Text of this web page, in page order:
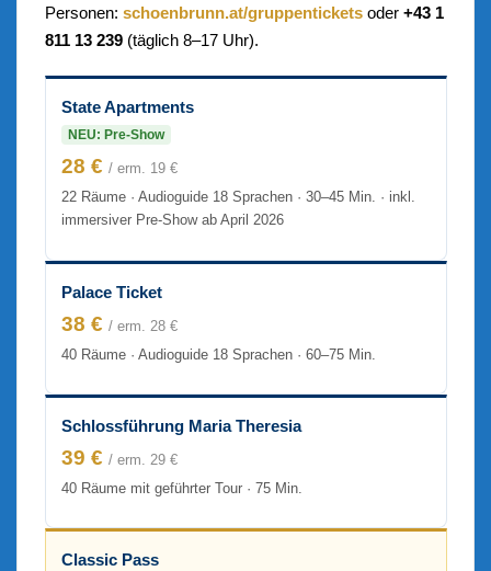
Personen: schoenbrunn.at/gruppenticketsoder +43 1
811 13 239(täglich 8–17 Uhr).
State Apartments
NEU: Pre-Show
28 € / erm. 19 €
22 Räume · Audioguide 18 Sprachen · 30–45 Min. · inkl.
immersiver Pre-Show ab April 2026
Palace Ticket
38 € / erm. 28 €
40 Räume · Audioguide 18 Sprachen · 60–75 Min.
Schlossführung Maria Theresia
39 € / erm. 29 €
40 Räume mit geführter Tour · 75 Min.
Classic Pass